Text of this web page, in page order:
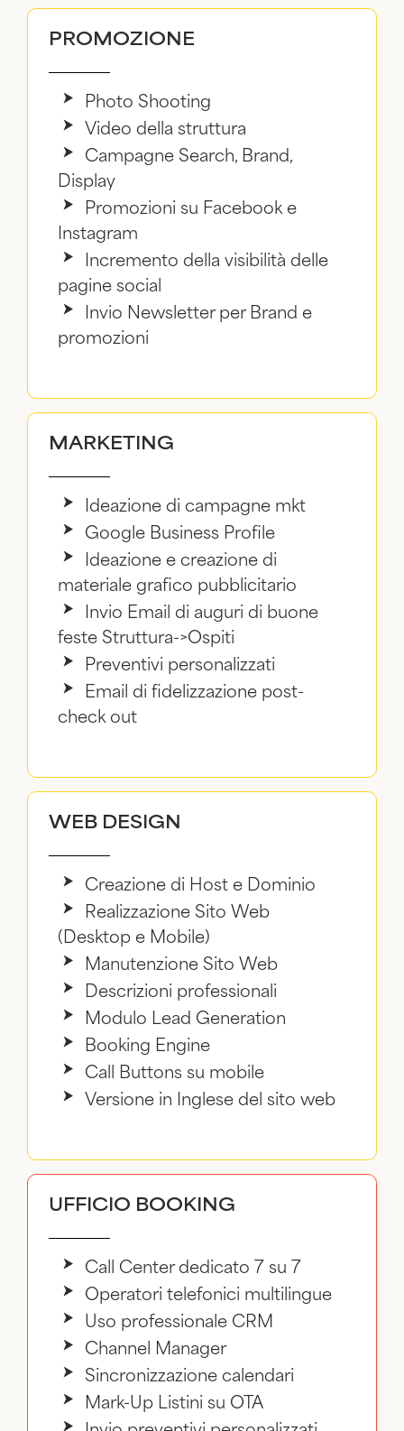
PROMOZIONE
Photo Shooting
Video della struttura
Campagne Search, Brand,
Display
Promozioni su Facebook e
Instagram
Incremento della visibilità delle
pagine social
Invio Newsletter per Brand e
promozioni
MARKETING
Ideazione di campagne mkt
Google Business Profile
Ideazione e creazione di
materiale grafico pubblicitario
Invio Email di auguri di buone
feste Struttura->Ospiti
Preventivi personalizzati
Email di fidelizzazione post-
check out
WEB DESIGN
Creazione di Host e Dominio
Realizzazione Sito Web
(Desktop e Mobile)
Manutenzione Sito Web
Descrizioni professionali
Modulo Lead Generation
Booking Engine
Call Buttons su mobile
Versione in Inglese del sito web
UFFICIO BOOKING
Call Center dedicato 7 su 7
Operatori telefonici multilingue
Uso professionale CRM
Channel Manager
Sincronizzazione calendari
Mark-Up Listini su OTA